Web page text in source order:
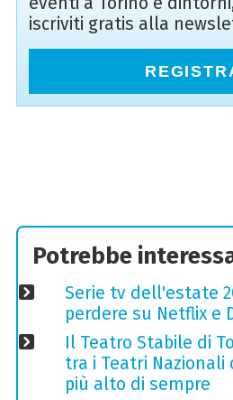
iscriviti gratis alla
Potrebbe
Serie tv dell'estate
perdere su Netflix e
Il Teatro Stabile di
tra i Teatri Nazionali
più alto di sempre